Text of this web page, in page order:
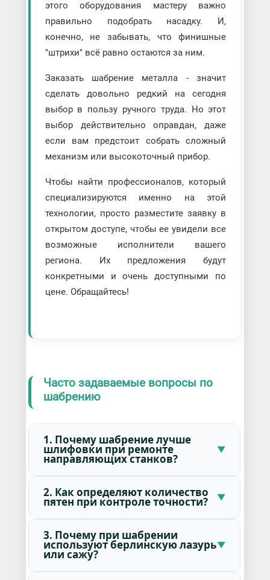
этого оборудования мастеру важно
правильно подобрать насадку. И,
конечно, не забывать, что финишные
"штрихи" всё равно остаются за ним.
Заказать шабрение металла - значит
сделать довольно редкий на сегодня
выбор в пользу ручного труда. Но этот
выбор действительно оправдан, даже
если вам предстоит собрать сложный
механизм или высокоточный прибор.
Чтобы найти профессионалов, который
специализируются именно на этой
технологии, просто разместите заявку в
открытом доступе, чтобы ее увидели все
возможные исполнители вашего
региона. Их предложения будут
конкретными и очень доступными по
цене. Обращайтесь!
Часто задаваемые вопросы по
шабрению
1. Почему шабрение лучше
шлифовки при ремонте
направляющих станков?
2. Как определяют количество
пятен при контроле точности?
3. Почему при шабрении
используют берлинскую лазурь
или сажу?